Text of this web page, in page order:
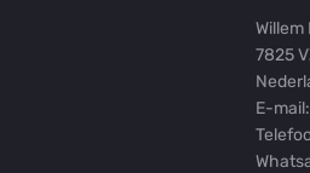
7825
E-mail: